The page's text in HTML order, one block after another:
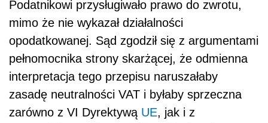
Podatnikowi przysługiwało prawo do zwrotu,
mimo że nie wykazał działalności
opodatkowanej. Sąd zgodził się z argumentami
pełnomocnika strony skarżącej, że odmienna
interpretacja tego przepisu naruszałaby
zasadę neutralności VAT i byłaby sprzeczna
zarówno z VI Dyrektywą UE, jak i z